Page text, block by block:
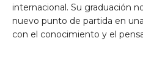
internacional. Su graduación
nuevo punto de partida en
con el conocimiento y el